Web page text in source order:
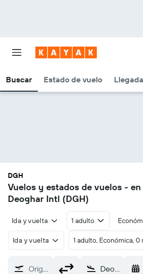
Buscar Estado de vuelo
DGH
Vuelos y estados de vuelos -
Deoghar Intl (DGH)
Ida y vuelta 1 adulto
Ida y vuelta 1 adulto, Económica, 0
Origen Deoghar Intl (DGH)